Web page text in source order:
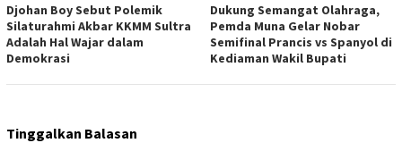
Djohan Boy Sebut Polemik
Silaturahmi Akbar KKMM Sultra
Adalah Hal Wajar dalam
Demokrasi
Dukung Semangat Olahraga,
Pemda Muna Gelar Nobar
Semifinal Prancis vs Spanyol di
Kediaman Wakil Bupati
Tinggalkan Balasan